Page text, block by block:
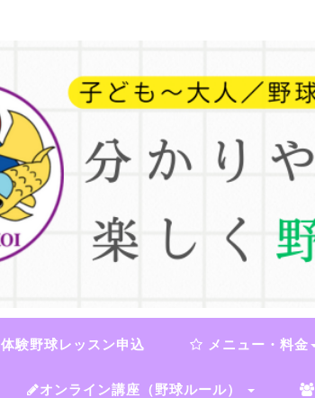
体験野球レッスン申込 メニュー・料金
オンライン講座（野球ルール）